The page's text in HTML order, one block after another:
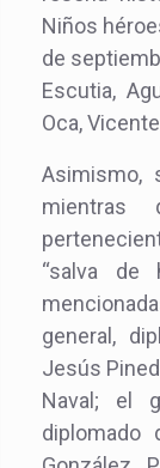
Niños
de
Escutia,
Oca,
Asimismo,
“salva de
general,
Jesús
Naval; el
diplomado